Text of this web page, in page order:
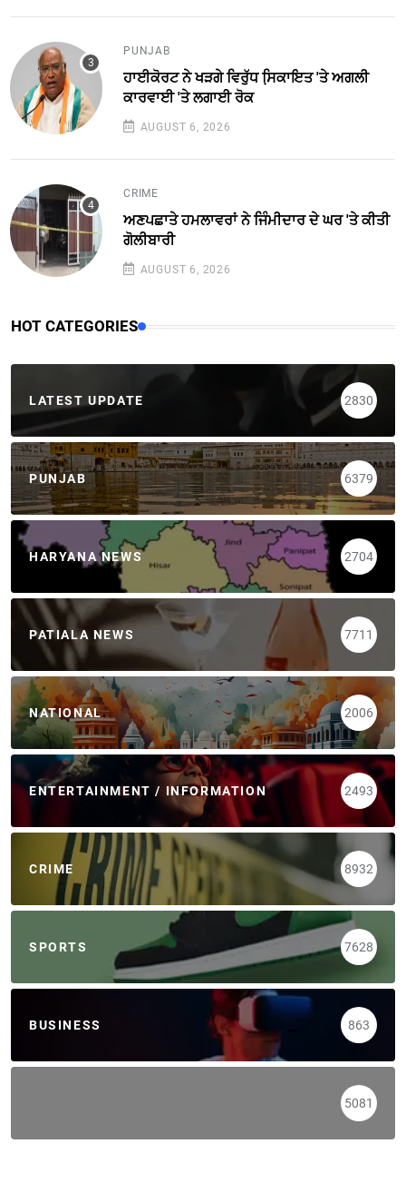
PUNJAB
ਹਾਈਕੋਰਟ ਨੇ ਖੜਗੇ ਵਿਰੁੱਧ ਸਿ਼ਕਾਇਤ 'ਤੇ ਅਗਲੀ
ਕਾਰਵਾਈ 'ਤੇ ਲਗਾਈ ਰੋਕ
AUGUST 6, 2026
CRIME
ਅਣਪਛਾਤੇ ਹਮਲਾਵਰਾਂ ਨੇ ਜਿੰਮੀਦਾਰ ਦੇ ਘਰ 'ਤੇ ਕੀਤੀ
ਗੋਲੀਬਾਰੀ
AUGUST 6, 2026
HOT CATEGORIES
LATEST UPDATE 2830
PUNJAB 6379
HARYANA NEWS 2704
PATIALA NEWS 7711
NATIONAL 2006
ENTERTAINMENT / INFORMATION 2493
CRIME 8932
SPORTS 7628
BUSINESS 863
5081